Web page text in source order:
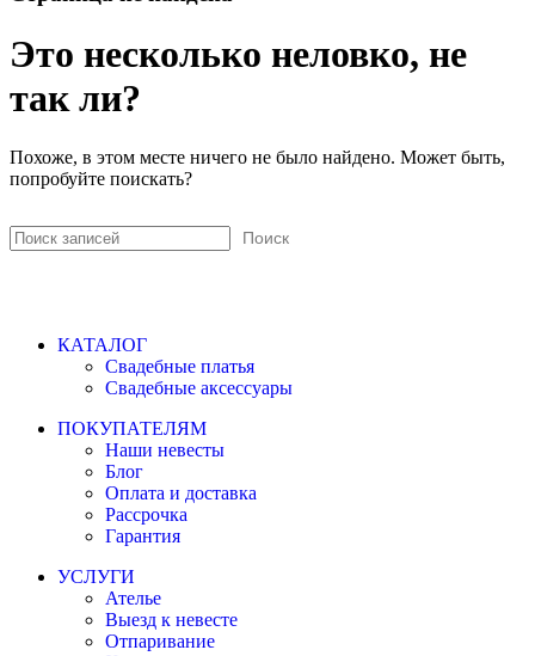
Это несколько неловко, не
так ли?
Похоже, в этом месте ничего не было найдено. Может быть,
попробуйте поискать?
Поиск
КАТАЛОГ
Свадебные платья
Свадебные аксессуары
ПОКУПАТЕЛЯМ
Наши невесты
Блог
Оплата и доставка
Рассрочка
Гарантия
УСЛУГИ
Ателье
Выезд к невесте
Отпаривание